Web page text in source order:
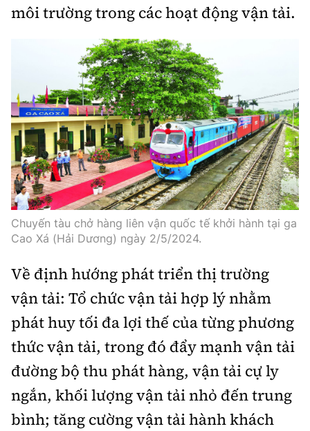
môi trường trong các hoạt động vận tải.
Chuyến tàu chở hàng liên vận quốc tế khởi hành tại ga
Cao Xá (Hải Dương) ngày 2/5/2024.
Về định hướng phát triển thị trường
vận tải: Tổ chức vận tải hợp lý nhằm
phát huy tối đa lợi thế của từng phương
thức vận tải, trong đó đẩy mạnh vận tải
đường bộ thu phát hàng, vận tải cự ly
ngắn, khối lượng vận tải nhỏ đến trung
bình; tăng cường vận tải hành khách